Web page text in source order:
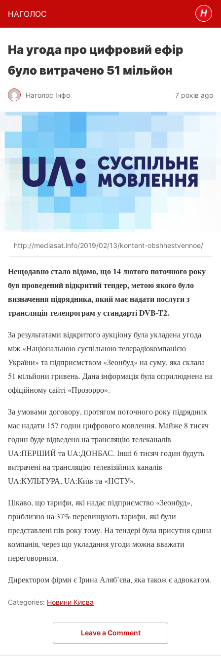
НАГОЛОC
На угода про цифровий ефір
було витрачено 51 мільйон
Наголос Інфо 7 років ago
http://mediasat.info/2019/02/13/kontent-obshhestvennoe/
Нещодавно стало відомо, що 14 лютого поточного року
був проведений відкритий тендер, метою якого було
визначення підрядника, який має надати послуги з
трансляція телепрограм у стандарті DVB-T2.
За результатами відкритого аукціону була укладена угода
між «Національною суспільною телерадіокомпанією
України» та підприємством «Зеонбуд» на суму, яка склала
51 мільйони гривень. Дана інформація була оприлюднена на
офіційному сайті «Прозорро».
За умовами договору, протягом поточного року підрядник
має надати 157 годин цифрового мовлення. Майже 8 тисяч
годин буде відведено на трансляцію телеканалів
UA:ПЕРШИЙ та UA:ДОНБАС. Інші 6 тисяч годин будуть
витрачені на трансляцію телевізійних каналів
UA:КУЛЬТУРА, UA:Київ та «НСТУ».
Цікаво, що тарифи, які надає підприємство «Зеонбуд»,
приблизно на 37% перевищують тарифи, які були
представлені пів року тому. На тендері була присутня єдина
компанія, через що укладання угоди можна вважати
переговорним.
Директором фірми є Ірина Аляб’єва, яка також є адвокатом.
Categories: Новини Києва
Leave a Comment